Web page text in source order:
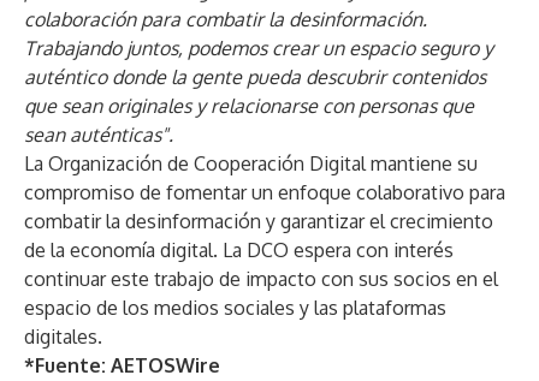
colaboración para combatir la desinformación.
Trabajando juntos, podemos crear un espacio seguro y
auténtico donde la gente pueda descubrir contenidos
que sean originales y relacionarse con personas que
sean auténticas".
La Organización de Cooperación Digital mantiene su
compromiso de fomentar un enfoque colaborativo para
combatir la desinformación y garantizar el crecimiento
de la economía digital. La DCO espera con interés
continuar este trabajo de impacto con sus socios en el
espacio de los medios sociales y las plataformas
digitales.
*Fuente: AETOSWire